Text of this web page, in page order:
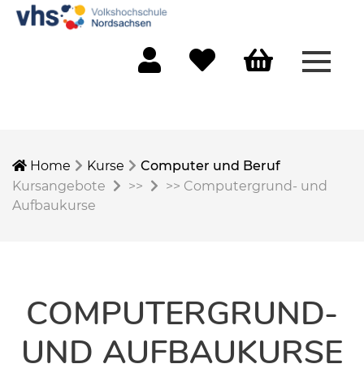
Home Kurse
Computer und Beruf
Kursangebote
>> >> Computergrund- und
Aufbaukurse
COMPUTERGRUND-
UND AUFBAUKURSE